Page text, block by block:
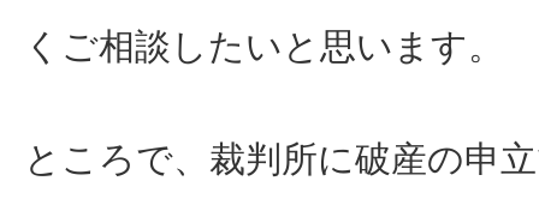
くご相談したいと思います。
ところで、裁判所に破産の申